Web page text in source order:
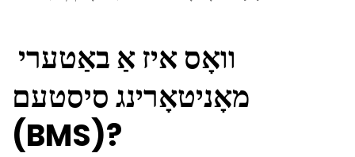
מאָניטאָרינג סיסטעם
(BMS)?